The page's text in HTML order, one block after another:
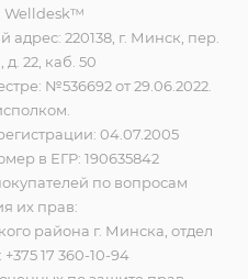
Welldesk™
220138, г. Минск, пер.
22, каб. 50
№536692 от 29.06.2022.
04.07.2005
в ЕГР: 190635842
по вопросам
их прав:
района г. Минска, отдел
+375 17 360-10-94